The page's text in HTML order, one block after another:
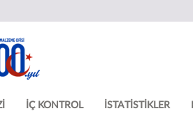
İÇ KONTROL İSTATİSTİKLER